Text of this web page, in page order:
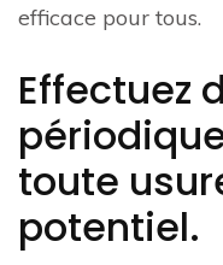
efficace pour tous.
Effectuez
toute
potentiel.